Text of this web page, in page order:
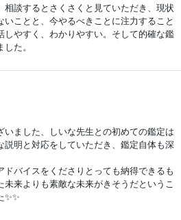
談するとさくさくと見ていただき、現状
ことと、今やるべきことに注力すること
しやすく、わかりやすい。そして的確な鑑
た。
ました、しいな先生との初めての鑑定は
明と対応をしていただき、鑑定自体も深
バイスをくださりとっても納得できるも
来よりも素敵な未来がきそうだというこ